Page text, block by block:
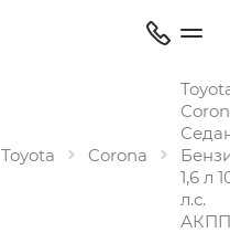
Toyota Corona
1,6 л
л.с.
АКПП